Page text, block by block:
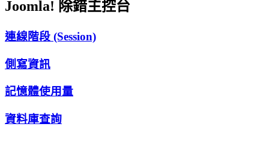
Joomla! 除錯主控台
連線階段 (Session)
側寫資訊
記憶體使用量
資料庫查詢